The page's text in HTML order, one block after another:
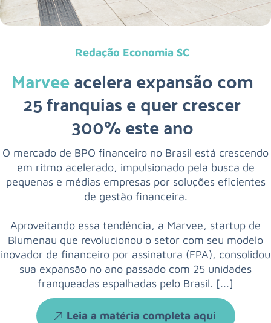
Redação Economia SC
Marveeacelera expansão com
25 franquias e quer crescer
300% este ano
O mercado de BPO financeiro no Brasil está crescendo
em ritmo acelerado, impulsionado pela busca de
pequenas e médias empresas por soluções eficientes
de gestão financeira.
Aproveitando essa tendência, a Marvee, startup de
Blumenau que revolucionou o setor com seu modelo
inovador de financeiro por assinatura (FPA), consolidou
sua expansão no ano passado com 25 unidades
franqueadas espalhadas pelo Brasil. [...]
Leia a matéria completa aqui